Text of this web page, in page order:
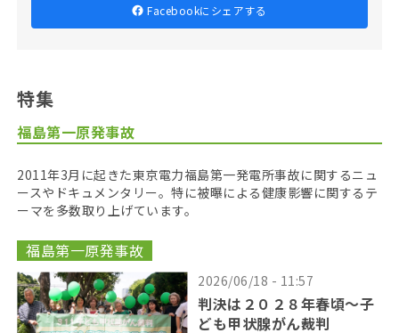
Facebookにシェアする
特集
福島第一原発事故
2011年3月に起きた東京電力福島第一発電所事故に関するニュ
ースやドキュメンタリー。特に被曝による健康影響に関するテ
ーマを多数取り上げています。
福島第一原発事故
2026/06/18 - 11:57
判決は２０２８年春頃〜子
ども甲状腺がん裁判